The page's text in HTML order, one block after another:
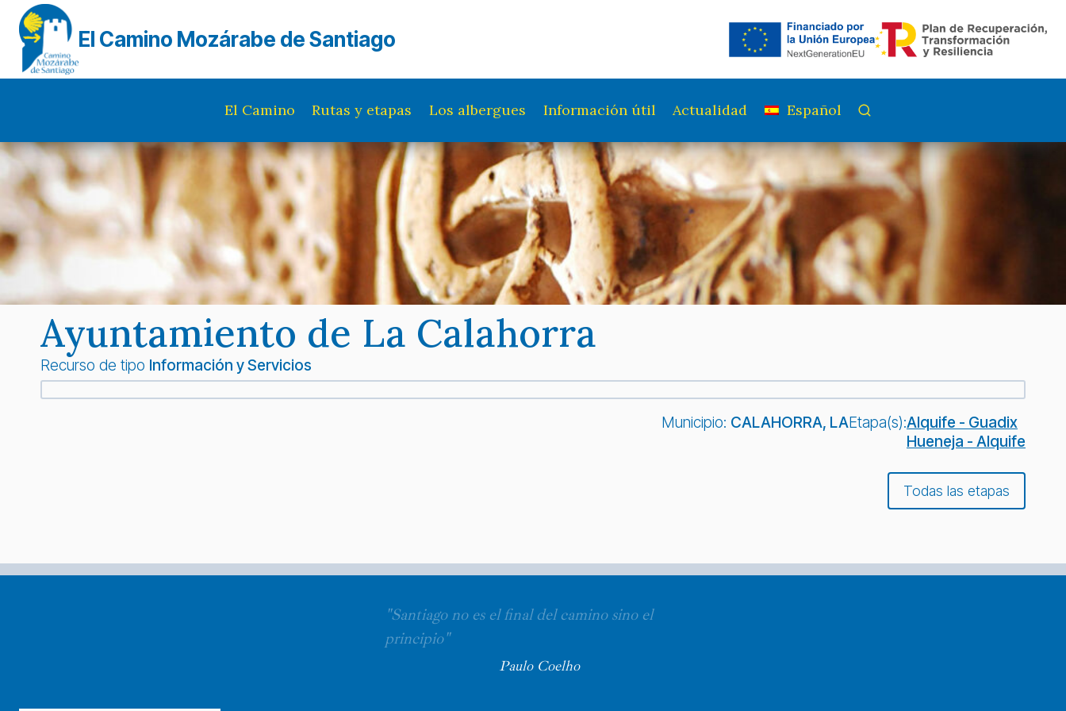
Saltar
contenido
El Camino Mozárabe de Santiago
El Camino Rutas y etapas Los albergues Información útil Actualidad Español
Ayuntamiento de La Calahorra
Recurso de tipo Información y Servicios
Municipio: CALAHORRA, LAEtapa(s):Alquife - Guadix
Hueneja - Alquife
Todas las etapas
"Santiago no es el final del camino sino el
principio"
Paulo Coelho